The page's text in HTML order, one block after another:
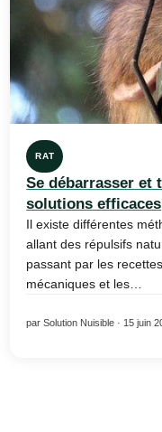
RAT
Se débarrasser et
solutions efficaces
Il existe différentes
allant des répulsifs
passant par les
mécaniques et les…
par Solution Nuisible · 15 juin